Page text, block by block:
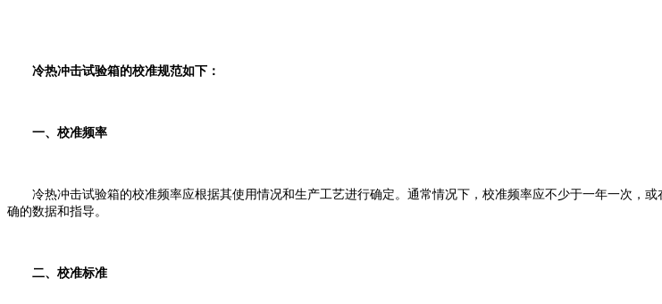
冷热冲击试验箱的校准规范如下：
一、校准频率
冷热冲击试验箱的校准频率应根据其使用情况和生产工艺进行确定。通常情况下，校准频率应不少于一年一次，
确的数据和指导。
二、校准标准